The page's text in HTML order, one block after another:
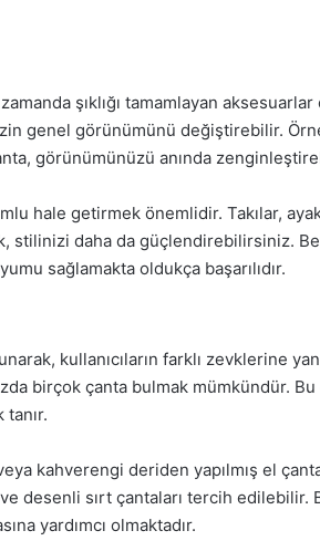
şıklığı tamamlayan
genel görünümünü değiştirebilir.
görünümünüzü anında
hale getirmek önemlidir. Takılar,
stilinizi daha da güçlendirebilirsiniz.
sağlamakta oldukça başarılıdır.
kullanıcıların farklı zevklerine
birçok çanta bulmak mümkündür.
tanır.
kahverengi deriden yapılmış el
desenli sırt çantaları tercih edilebilir.
yardımcı olmaktadır.